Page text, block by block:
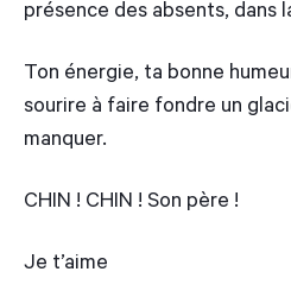
présence des absents, dans
Ton énergie, ta bonne
sourire à faire fondre un
manquer.
CHIN ! CHIN ! Son père !
Je t’aime